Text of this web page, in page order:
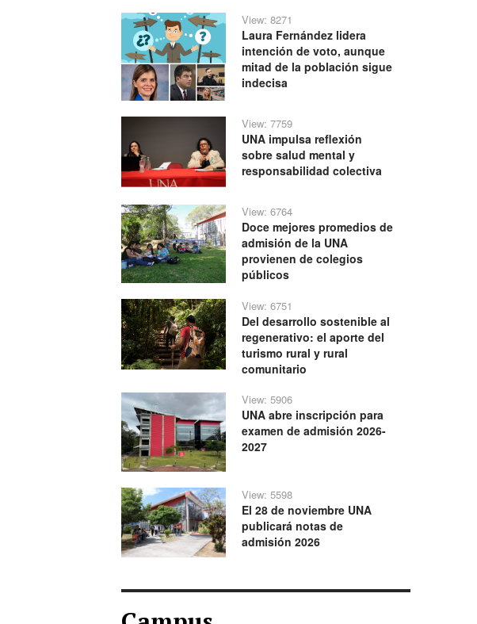
View: 8271
Laura Fernández lidera
intención de voto, aunque
mitad de la población sigue
indecisa
View: 7759
UNA impulsa reflexión
sobre salud mental y
responsabilidad colectiva
View: 6764
Doce mejores promedios de
admisión de la UNA
provienen de colegios
públicos
View: 6751
Del desarrollo sostenible al
regenerativo: el aporte del
turismo rural y rural
comunitario
View: 5906
UNA abre inscripción para
examen de admisión 2026-
2027
View: 5598
El 28 de noviembre UNA
publicará notas de
admisión 2026